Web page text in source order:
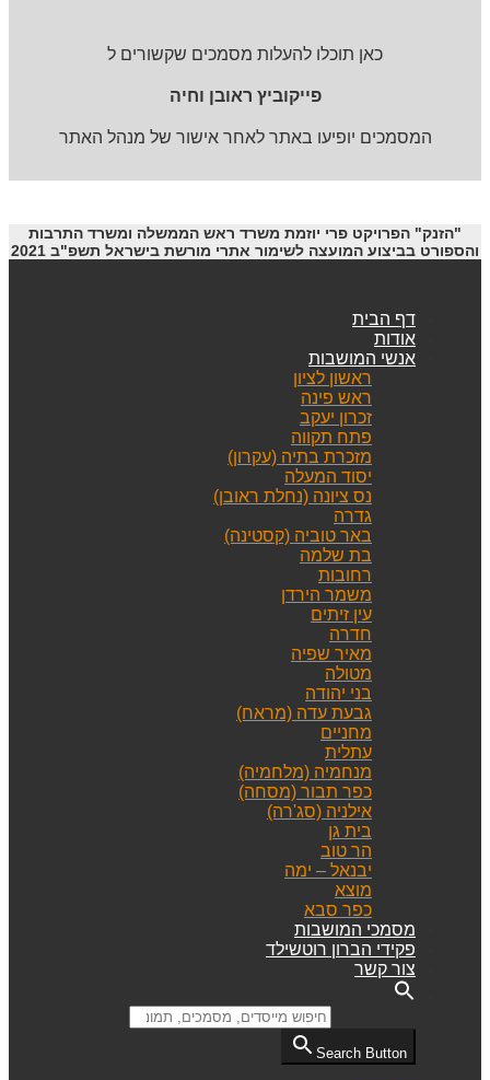
כאן תוכלו להעלות מסמכים שקשורים ל
פייקוביץ ראובן וחיה
המסמכים יופיעו באתר לאחר אישור של מנהל האתר
"הזנק" הפרויקט פרי יוזמת משרד ראש הממשלה ומשרד התרבות
והספורט בביצוע המועצה לשימור אתרי מורשת בישראל תשפ"ב 2021
דף הבית
אודות
אנשי המושבות
ראשון לציון
ראש פינה
זכרון יעקב
פתח תקווה
מזכרת בתיה (עקרון)
יסוד המעלה
נס ציונה (נחלת ראובן)
גדרה
באר טוביה (קסטינה)
בת שלמה
רחובות
משמר הירדן
עין זיתים
חדרה
מאיר שפיה
מטולה
בני יהודה
גבעת עדה (מראח)
מחניים
עתלית
מנחמיה (מלחמיה)
כפר תבור (מסחה)
אילניה (סג'רה)
בית גן
הר טוב
יבנאל – ימה
מוצא
כפר סבא
מסמכי המושבות
פקידי הברון רוטשילד
צור קשר
Search Button